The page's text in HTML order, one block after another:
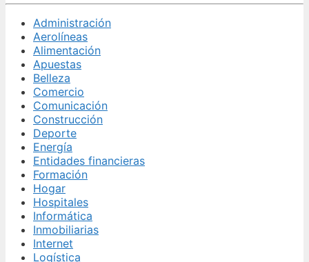
Administración
Aerolíneas
Alimentación
Apuestas
Belleza
Comercio
Comunicación
Construcción
Deporte
Energía
Entidades financieras
Formación
Hogar
Hospitales
Informática
Inmobiliarias
Internet
Logística